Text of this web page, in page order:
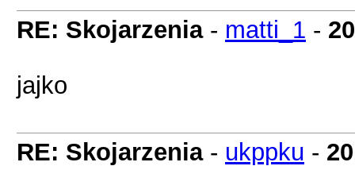
RE: Skojarzenia- matti_1 -
jajko
RE: Skojarzenia- ukppku -